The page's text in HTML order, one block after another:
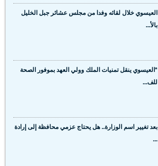
العيسوي خلال لقائه وفدا من مجلس عشائر جبل الخليل
بالأ...
*العيسوي ينقل تمنيات الملك وولي العهد بموفور الصحة
للف...
بعد تغيير اسم الوزارة.. هل يحتاج عزمي محافظة إلى إرادة
...